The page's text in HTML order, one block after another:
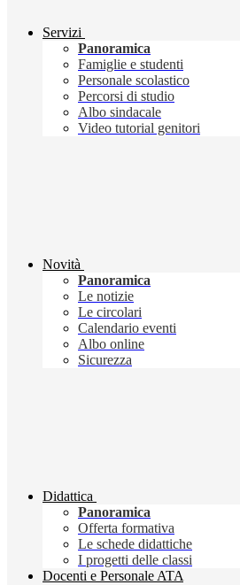
Servizi
Panoramica
Famiglie e studenti
Personale scolastico
Percorsi di studio
Albo sindacale
Video tutorial genitori
Novità
Panoramica
Le notizie
Le circolari
Calendario eventi
Albo online
Sicurezza
Didattica
Panoramica
Offerta formativa
Le schede didattiche
I progetti delle classi
Docenti e Personale ATA